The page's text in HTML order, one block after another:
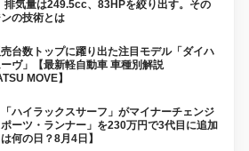
排気量は249.5cc、83HPを絞り出す。その
の技術とは
台数トップに躍り出た注目モデル「ダイハ
ヴ」【最新軽自動車 車種別解説
MOVE】
「ハイラックスサーフ」がマイナーチェンジ
ーツ・ランナー」を230万円で3代目に追加
は何の日？8月4日】